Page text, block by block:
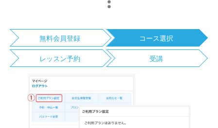
無料会員登録 コース選択
レッスン予約 受講